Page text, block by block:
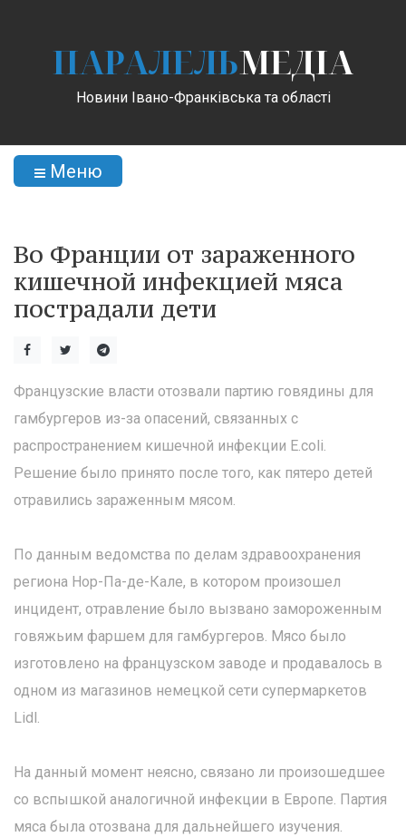
ПАРАЛЕЛЬМЕДІА
Новини Івано-Франківська та області
Меню
Во Франции от зараженного
кишечной инфекцией мяса
пострадали дети
Французские власти отозвали партию говядины для
гамбургеров из-за опасений, связанных с
распространением кишечной инфекции E.coli.
Решение было принято после того, как пятеро детей
отравились зараженным мясом.
По данным ведомства по делам здравоохранения
региона Нор-Па-де-Кале, в котором произошел
инцидент, отравление было вызвано замороженным
говяжьим фаршем для гамбургеров. Мясо было
изготовлено на французском заводе и продавалось в
одном из магазинов немецкой сети супермаркетов
Lidl.
На данный момент неясно, связано ли произошедшее
со вспышкой аналогичной инфекции в Европе. Партия
мяса была отозвана для дальнейшего изучения.